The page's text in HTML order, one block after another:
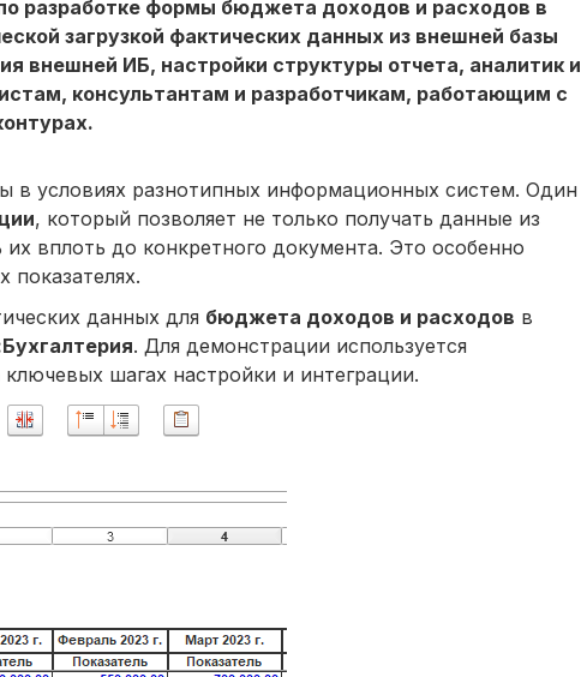
разработке формы бюджета доходов и расходов в
загрузкой фактических данных из внешней базы
внешней ИБ, настройки структуры отчета, аналитик и
консультантам и разработчикам, работающим с
в условиях разнотипных информационных систем. Один
, который позволяет не только получать данные из
вплоть до конкретного документа. Это особенно
данных для бюджета доходов и расходов в
. Для демонстрации используется
шагах настройки и интеграции.